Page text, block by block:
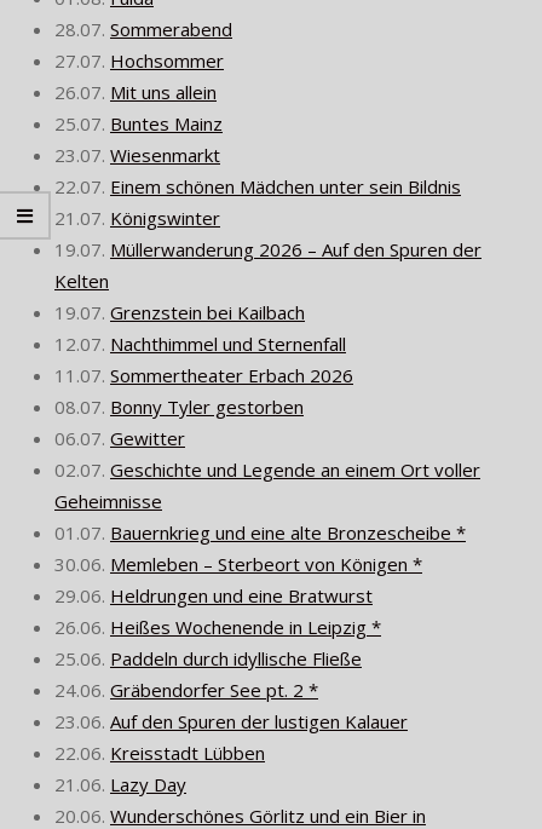
28.07. Sommerabend
27.07. Hochsommer
26.07. Mit uns allein
25.07. Buntes Mainz
23.07. Wiesenmarkt
22.07. Einem schönen Mädchen unter sein Bildnis
21.07. Königswinter
19.07. Müllerwanderung 2026 – Auf den Spuren der
Kelten
19.07. Grenzstein bei Kailbach
12.07. Nachthimmel und Sternenfall
11.07. Sommertheater Erbach 2026
08.07. Bonny Tyler gestorben
06.07. Gewitter
02.07. Geschichte und Legende an einem Ort voller
Geheimnisse
01.07. Bauernkrieg und eine alte Bronzescheibe *
30.06. Memleben – Sterbeort von Königen *
29.06. Heldrungen und eine Bratwurst
26.06. Heißes Wochenende in Leipzig *
25.06. Paddeln durch idyllische Fließe
24.06. Gräbendorfer See pt. 2 *
23.06. Auf den Spuren der lustigen Kalauer
22.06. Kreisstadt Lübben
21.06. Lazy Day
20.06. Wunderschönes Görlitz und ein Bier in